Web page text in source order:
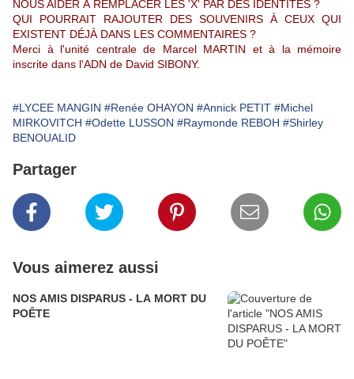
NOUS AIDER À REMPLACER LES 'X' PAR DES IDENTITÉS ?
QUI POURRAIT RAJOUTER DES SOUVENIRS À CEUX QUI
EXISTENT DÉJÀ DANS LES COMMENTAIRES ?
Merci à l'unité centrale de Marcel MARTIN et à la mémoire
inscrite dans l'ADN de David SIBONY.
#LYCEE MANGIN #Renée OHAYON #Annick PETIT #Michel
MIRKOVITCH #Odette LUSSON #Raymonde REBOH #Shirley
BENOUALID
Partager
Vous aimerez aussi
NOS AMIS DISPARUS - LA MORT DU
POÊTE